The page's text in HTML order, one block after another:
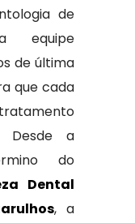
de
equipe
de última
que cada
Desde a
do
Dental
, a